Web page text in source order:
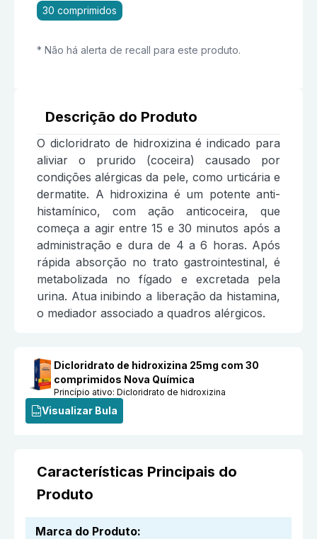
30 comprimidos
* Não há alerta de recall para este produto.
Descrição do Produto
O dicloridrato de hidroxizina é indicado para
aliviar o prurido (coceira) causado por
condições alérgicas da pele, como urticária e
dermatite. A hidroxizina é um potente anti-
histamínico, com ação anticoceira, que
começa a agir entre 15 e 30 minutos após a
administração e dura de 4 a 6 horas. Após
rápida absorção no trato gastrointestinal, é
metabolizada no fígado e excretada pela
urina. Atua inibindo a liberação da histamina,
o mediador associado a quadros alérgicos.
Dicloridrato de hidroxizina 25mg com 30
comprimidos Nova Química
Princípio ativo:Dicloridrato de hidroxizina
Visualizar Bula
Características Principais do
Produto
Marca do Produto: